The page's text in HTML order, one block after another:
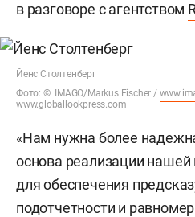
в разговоре с агентством
Йенс Столтенберг
Фото: © IMAGO/Markus Fischer /
www.globallookpress.com
«Нам нужна более
основа реализации
для обеспечения
подотчетности и